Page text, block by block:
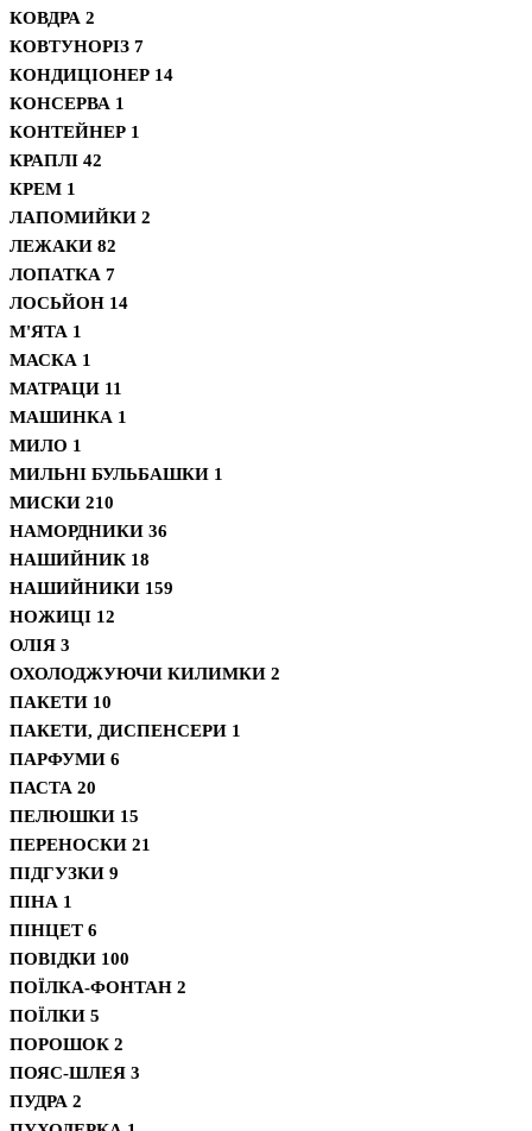
КОВДРА 2
КОВТУНОРІЗ 7
КОНДИЦІОНЕР 14
КОНСЕРВА 1
КОНТЕЙНЕР 1
КРАПЛІ 42
КРЕМ 1
ЛАПОМИЙКИ 2
ЛЕЖАКИ 82
ЛОПАТКА 7
ЛОСЬЙОН 14
М'ЯТА 1
МАСКА 1
МАТРАЦИ 11
МАШИНКА 1
МИЛО 1
МИЛЬНІ БУЛЬБАШКИ 1
МИСКИ 210
НАМОРДНИКИ 36
НАШИЙНИК 18
НАШИЙНИКИ 159
НОЖИЦІ 12
ОЛІЯ 3
ОХОЛОДЖУЮЧИ КИЛИМКИ 2
ПАКЕТИ 10
ПАКЕТИ, ДИСПЕНСЕРИ 1
ПАРФУМИ 6
ПАСТА 20
ПЕЛЮШКИ 15
ПЕРЕНОСКИ 21
ПІДГУЗКИ 9
ПІНА 1
ПІНЦЕТ 6
ПОВІДКИ 100
ПОЇЛКА-ФОНТАН 2
ПОЇЛКИ 5
ПОРОШОК 2
ПОЯС-ШЛЕЯ 3
ПУДРА 2